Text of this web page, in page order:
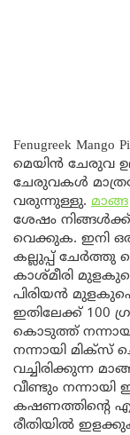
Fenugreek
മെയിൻ ചേരുവ
ചേരുവകൾ
വരുന്നുള്ളു. മാങ്ങ
ശേഷം
വെക്കുക. ഇനി
കല്ലുപ്പ് ചേർത്തു
കാശ്മീരി
പിരിയൻ
ഇതിലേക്ക് 100
കൊടുത്ത്
നന്നായി മിക്സ്
വച്ചിരിക്കുന്ന
വീണ്ടും നന്നായി
കഷണത്തിന്റെ
രീതിയിൽ